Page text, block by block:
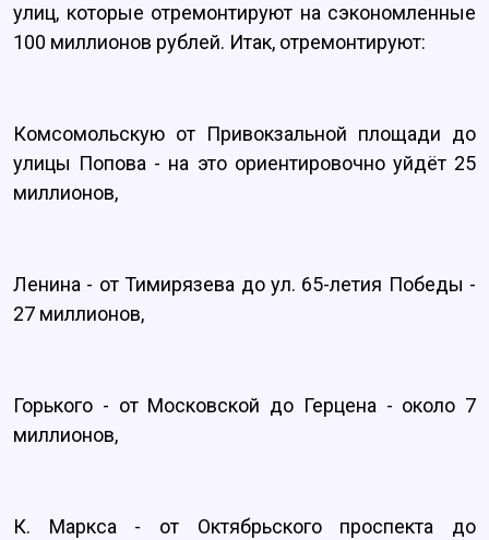
улиц, которые отремонтируют на сэкономленные
100 миллионов рублей. Итак, отремонтируют:
Комсомольскую от Привокзальной площади до
улицы Попова - на это ориентировочно уйдёт 25
миллионов,
Ленина - от Тимирязева до ул. 65-летия Победы -
27 миллионов,
Горького - от Московской до Герцена - около 7
миллионов,
К. Маркса - от Октябрьского проспекта до